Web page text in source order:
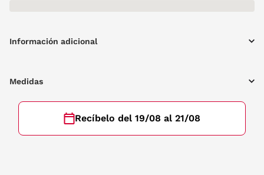
Información adicional
Medidas
Recíbelo del 19/08 al 21/08